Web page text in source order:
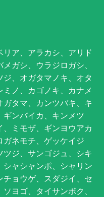
ア、アラカシ、アリド
ガシ、ウラジロガシ、
、オガタマノキ、オタ
ノ、カゴノキ、カナメ
タマ、カンツバキ、キ
ギンバイカ、キンメツ
ミモザ、ギンヨウアカ
ネモチ、ゲッケイジ
ジ、サンゴジュ、シキ
シャシャンポ、シャリン
ョウゲ、スダジイ、セ
ヨゴ、タイサンボク、